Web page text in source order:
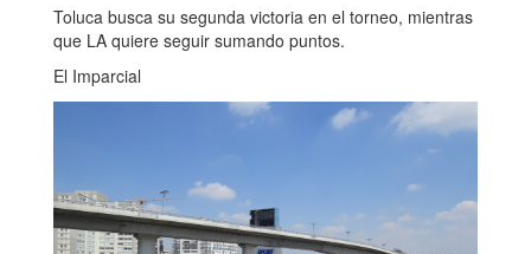
Toluca busca su segunda victoria en el torneo, mientras
que LA quiere seguir sumando puntos.
El Imparcial